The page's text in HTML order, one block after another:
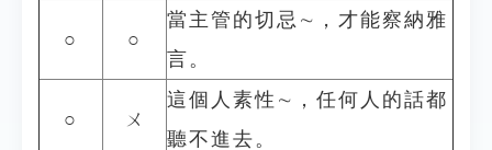
○ ○
當主管的切忌∼，才能察納雅
言。
○ ㄨ
這個人素性∼，任何人的話都
聽不進去。